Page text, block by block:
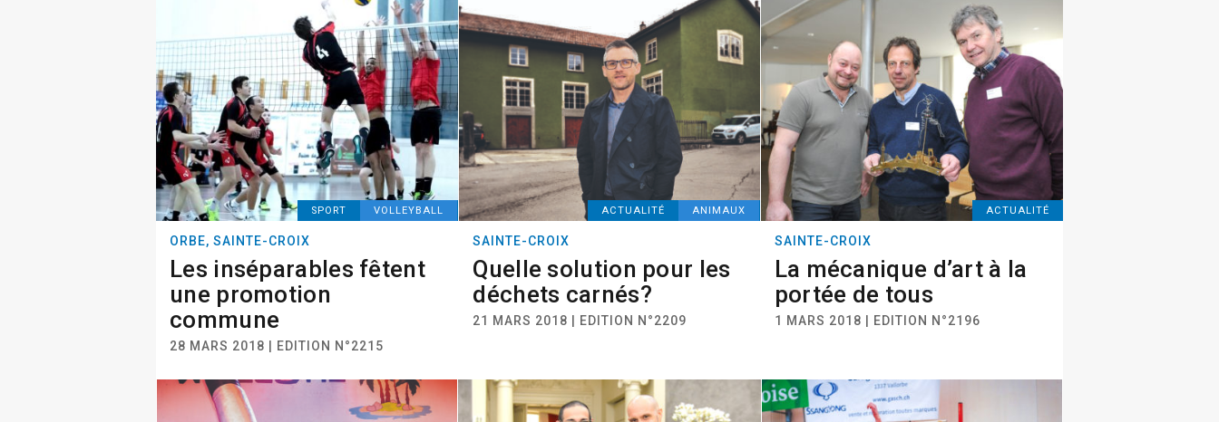
SPORT VOLLEYBALL
ORBE, SAINTE-CROIX
Les inséparables fêtent
une promotion
commune
28 MARS 2018 | EDITION N°2215
ACTUALITÉ ANIMAUX
SAINTE-CROIX
Quelle solution pour les
déchets carnés?
21 MARS 2018 | EDITION N°2209
ACTUALITÉ
SAINTE-CROIX
La mécanique d’art à la
portée de tous
1 MARS 2018 | EDITION N°2196